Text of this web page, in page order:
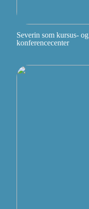
Severin som kursus- og
konferencecenter